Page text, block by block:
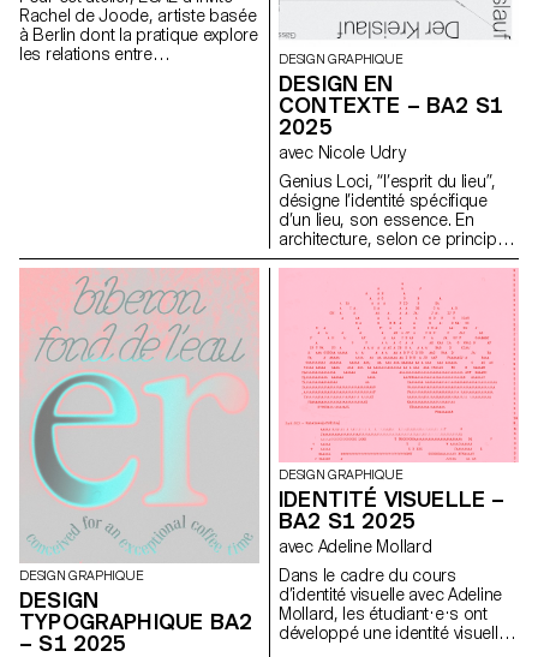
Rachel de Joode, artiste basée
à Berlin dont la pratique explore
les relations entre
l’impression, en considérant
les images comme des
surfaces à découper, plier,
superposer et assembler pour
créer des objets sculpturaux. À
travers des tests rapides et des
expérimentations matérielles,
l’atelier a encouragé les
étudiant·e·s à naviguer
constamment entre image,
surface, objet et
documentation. En travaillant
avec l’impression, l’échelle et la
mise en espace, ils et elles ont
exploré comment les images
photographiques peuvent
acquérir une présence
physique et occuper l’espace
au-delà de l’écran.
DESIGN GRAPHIQUE
DESIGN EN
CONTEXTE – BA2 S1
2025
avec Nicole Udry
Genius Loci, “l’esprit du lieu”,
désigne l’identité spécifique
d’un lieu, son essence. En
architecture, selon ce principe,
les caractéristiques uniques
d’un lieu sont prolongées dans
une réalisation. Les élèves de
2ème année en Design
graphique ont travaillé sur une
communication basée sur ce
principe et sur la réalisation
architecturale qui s’y réfère afin
d’en faire la promotion, ou de
prolonger la communication du
DESIGN GRAPHIQUE
DESIGN
TYPOGRAPHIQUE BA2
– S1 2025
DESIGN GRAPHIQUE
IDENTITÉ VISUELLE –
BA2 S1 2025
avec Adeline Mollard
Dans le cadre du cours
d’identité visuelle avec Adeline
Mollard, les étudiant·e·s ont
développé une identité visuelle